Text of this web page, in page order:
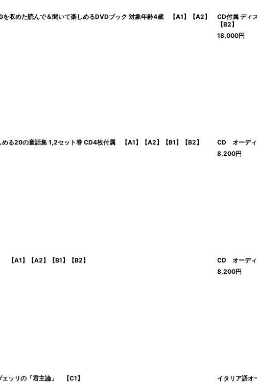
収めた読んで＆聞いて楽しめるDVDブック 対象年齢4歳 【A1】【A2】
CD付属 ディ
【B2】
18,000円
る20の童話集 1,2セット巻 CD4枚付属 【A1】【A2】【B1】【B2】
CD オーディ
8,200円
A1】【A2】【B1】【B2】
CD オーディ
8,200円
ッリの「君主論」 【C1】 イタリア語